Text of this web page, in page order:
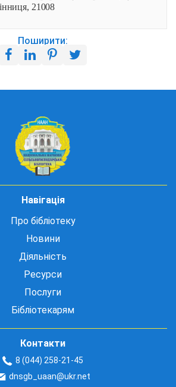
21008
Поширити:
Навігація
Про бібліотеку
Новини
Діяльність
Ресурси
Послуги
Бібліотекарям
Контакти
8 (044) 258-21-45
dnsgb_uaan@ukr.net